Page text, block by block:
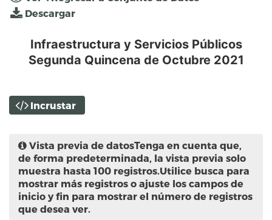
activa)
Descargar
Infraestructura y Servicios Públicos
Segunda Quincena de Octubre 2021
Incrustar
Vista previa de datosTenga en cuenta que,
de forma predeterminada, la vista previa solo
muestra hasta 100 registros.Utilice busca para
mostrar más registros o ajuste los campos de
inicio y fin para mostrar el número de registros
que desea ver.